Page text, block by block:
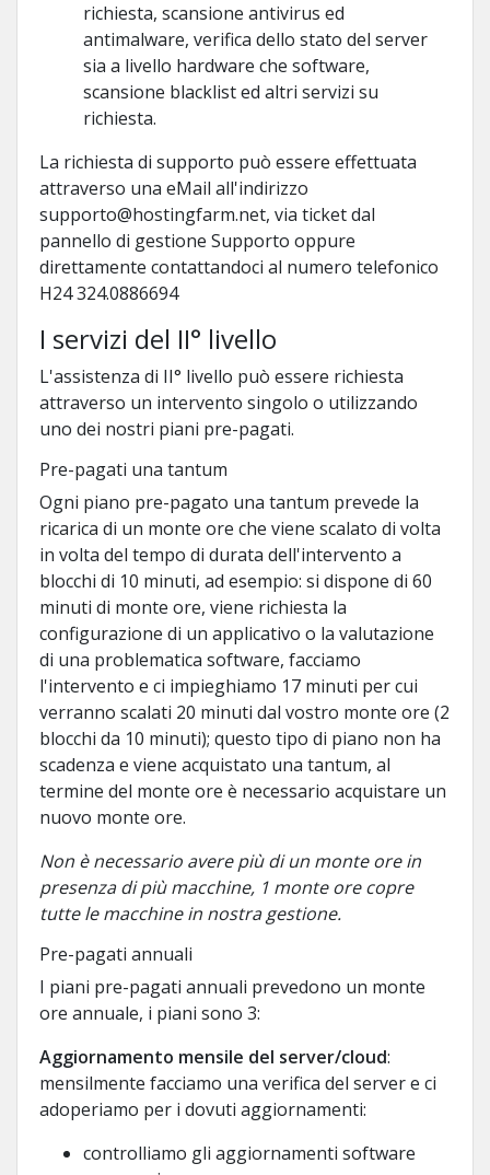
richiesta, scansione antivirus ed
antimalware, verifica dello stato del server
sia a livello hardware che software,
scansione blacklist ed altri servizi su
richiesta.
La richiesta di supporto può essere effettuata
attraverso una eMail all'indirizzo
supporto@hostingfarm.net, via ticket dal
pannello di gestione Supporto oppure
direttamente contattandoci al numero telefonico
H24 324.0886694
I servizi del II° livello
L'assistenza di II° livello può essere richiesta
attraverso un intervento singolo o utilizzando
uno dei nostri piani pre-pagati.
Pre-pagati una tantum
Ogni piano pre-pagato una tantum prevede la
ricarica di un monte ore che viene scalato di volta
in volta del tempo di durata dell'intervento a
blocchi di 10 minuti, ad esempio: si dispone di 60
minuti di monte ore, viene richiesta la
configurazione di un applicativo o la valutazione
di una problematica software, facciamo
l'intervento e ci impieghiamo 17 minuti per cui
verranno scalati 20 minuti dal vostro monte ore (2
blocchi da 10 minuti); questo tipo di piano non ha
scadenza e viene acquistato una tantum, al
termine del monte ore è necessario acquistare un
nuovo monte ore.
Non è necessario avere più di un monte ore in
presenza di più macchine, 1 monte ore copre
tutte le macchine in nostra gestione.
Pre-pagati annuali
I piani pre-pagati annuali prevedono un monte
ore annuale, i piani sono 3:
Aggiornamento mensile del server/cloud:
mensilmente facciamo una verifica del server e ci
adoperiamo per i dovuti aggiornamenti:
controlliamo gli aggiornamenti software